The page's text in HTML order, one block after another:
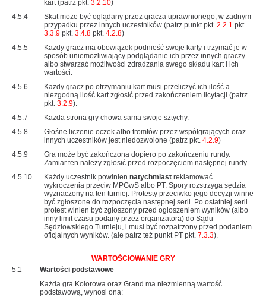
kart (patrz pkt. 3.2.10)
4.5.4
Skat może być oglądany przez gracza uprawnionego, w żadnym
przypadku przez innych uczestników (patrz punkt pkt. 2.2.1 pkt.
3.3.9 pkt. 3.4.8 pkt. 4.2.8)
4.5.5
Każdy gracz ma obowiązek podnieść swoje karty i trzymać je w
sposób uniemożliwiający podglądanie ich przez innych graczy
albo stwarzać możliwości zdradzania swego składu kart i ich
wartości.
4.5.6
Każdy gracz po otrzymaniu kart musi przeliczyć ich ilość a
niezgodną ilość kart zgłosić przed zakończeniem licytacji (patrz
pkt. 3.2.9).
4.5.7
Każda strona gry chowa sama swoje sztychy.
4.5.8
Głośne liczenie oczek albo tromfów przez współgrających oraz
innych uczestników jest niedozwolone (patrz pkt. 4.2.9)
4.5.9
Gra może być zakończona dopiero po zakończeniu rundy.
Zamiar ten należy zgłosić przed rozpoczęciem następnej rundy
4.5.10
Każdy uczestnik powinien natychmiast reklamować
wykroczenia przeciw MPGwS albo PT. Spory rozstrzyga sędzia
wyznaczony na ten turniej. Protesty przeciwko jego decyzji winne
być zgłoszone do rozpoczęcia następnej serii. Po ostatniej serii
protest winien być zgłoszony przed ogłoszeniem wyników (albo
inny limit czasu podany przez organizatora) do Sądu
Sędziowskiego Turnieju, i musi być rozpatrzony przed podaniem
oficjalnych wyników. (ale patrz też punkt PT pkt. 7.3.3).
WARTOŚCIOWANIE GRY
5.1
Wartości podstawowe
Każda gra Kolorowa oraz Grand ma niezmienną wartość
podstawową, wynosi ona: